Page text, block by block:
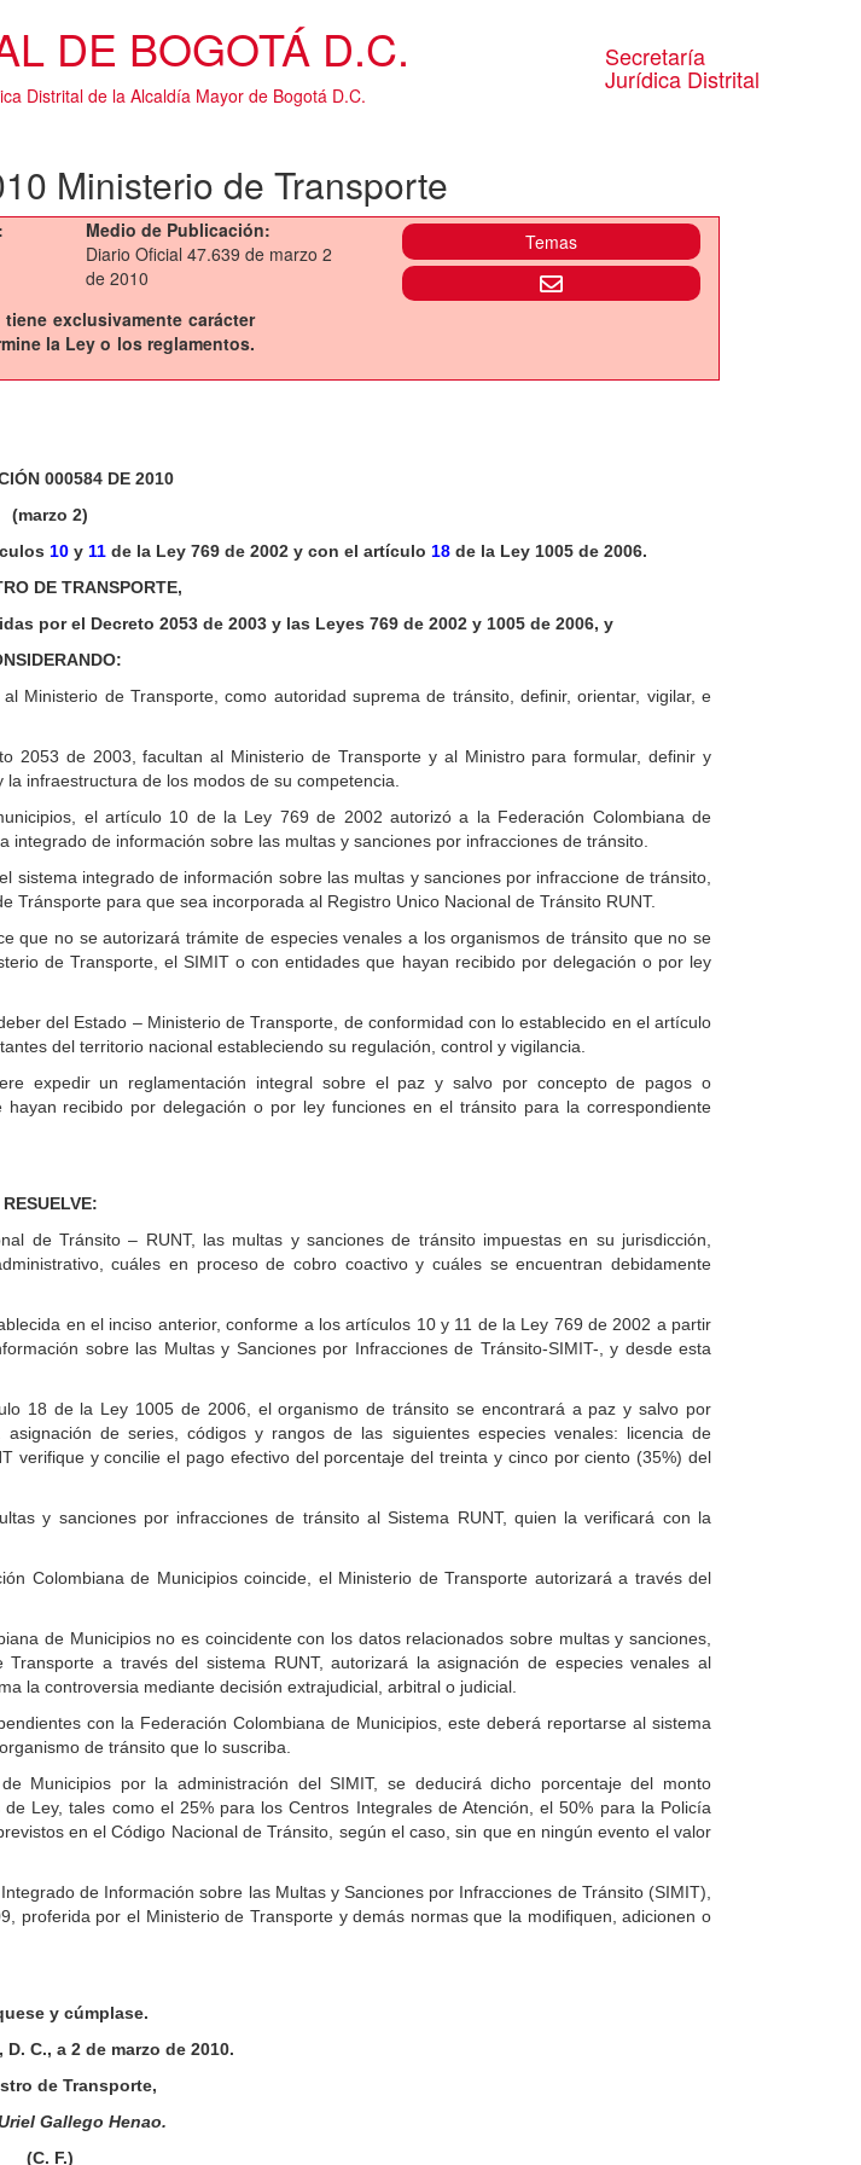
DE BOGOTÁ D.C.
Distrital de la Alcaldía Mayor de Bogotá D.C.
Secretaría
Jurídica Distrital
Ministerio de Transporte
Medio de Publicación:
Diario Oficial 47.639 de marzo 2
de 2010
Temas
exclusivamente carácter
la Ley o los reglamentos.
000584 DE 2010
(marzo 2)
10y 11de la Ley 769 de 2002 y con el artículo 18de la Ley 1005 de 2006.
DE TRANSPORTE,
por el Decreto 2053 de 2003 y las Leyes 769 de 2002 y 1005 de 2006, y
Ministerio de Transporte, como autoridad suprema de tránsito, definir, orientar, vigilar, e
de 2003, facultan al Ministerio de Transporte y al Ministro para formular, definir y
infraestructura de los modos de su competencia.
el artículo 10 de la Ley 769 de 2002 autorizó a la Federación Colombiana de
de información sobre las multas y sanciones por infracciones de tránsito.
integrado de información sobre las multas y sanciones por infraccione de tránsito,
para que sea incorporada al Registro Unico Nacional de Tránsito RUNT.
que no se autorizará trámite de especies venales a los organismos de tránsito que no se
de Transporte, el SIMIT o con entidades que hayan recibido por delegación o por ley
del Estado – Ministerio de Transporte, de conformidad con lo establecido en el artículo
del territorio nacional estableciendo su regulación, control y vigilancia.
expedir un reglamentación integral sobre el paz y salvo por concepto de pagos o
recibido por delegación o por ley funciones en el tránsito para la correspondiente
RESUELVE:
de Tránsito – RUNT, las multas y sanciones de tránsito impuestas en su jurisdicción,
cuáles en proceso de cobro coactivo y cuáles se encuentran debidamente
en el inciso anterior, conforme a los artículos 10 y 11 de la Ley 769 de 2002 a partir
sobre las Multas y Sanciones por Infracciones de Tránsito-SIMIT-, y desde esta
18 de la Ley 1005 de 2006, el organismo de tránsito se encontrará a paz y salvo por
de series, códigos y rangos de las siguientes especies venales: licencia de
verifique y concilie el pago efectivo del porcentaje del treinta y cinco por ciento (35%) del
y sanciones por infracciones de tránsito al Sistema RUNT, quien la verificará con la
Colombiana de Municipios coincide, el Ministerio de Transporte autorizará a través del
de Municipios no es coincidente con los datos relacionados sobre multas y sanciones,
a través del sistema RUNT, autorizará la asignación de especies venales al
la controversia mediante decisión extrajudicial, arbitral o judicial.
con la Federación Colombiana de Municipios, este deberá reportarse al sistema
de tránsito que lo suscriba.
Municipios por la administración del SIMIT, se deducirá dicho porcentaje del monto
Ley, tales como el 25% para los Centros Integrales de Atención, el 50% para la Policía
en el Código Nacional de Tránsito, según el caso, sin que en ningún evento el valor
de Información sobre las Multas y Sanciones por Infracciones de Tránsito (SIMIT),
proferida por el Ministerio de Transporte y demás normas que la modifiquen, adicionen o
y cúmplase.
C., a 2 de marzo de 2010.
de Transporte,
Gallego Henao.
(C. F.)